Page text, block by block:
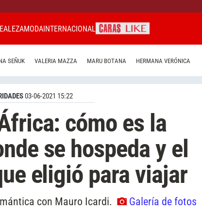
MODAINTERNACIONAL
SEÑUK VALERIA MAZZA MARU BOTANA HERMANA VERÓNICA
03-06-2021 15:22
cómo es la
se hospeda y el
eligió para viajar
con Mauro Icardi. Galería de fotos